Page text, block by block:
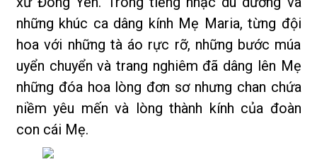
những khúc ca dâng kính Mẹ Maria, từng đội
hoa với những tà áo rực rỡ, những bước múa
uyển chuyển và trang nghiêm đã dâng lên Mẹ
những đóa hoa lòng đơn sơ nhưng chan chứa
niềm yêu mến và lòng thành kính của đoàn
con cái Mẹ.